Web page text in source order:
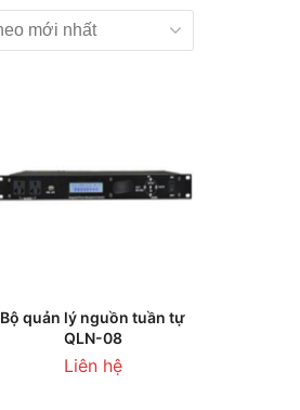
THÊM VÀO GIỎ HÀNG
Bộ quản lý nguồn tuần tự
QLN-08
Liên hệ